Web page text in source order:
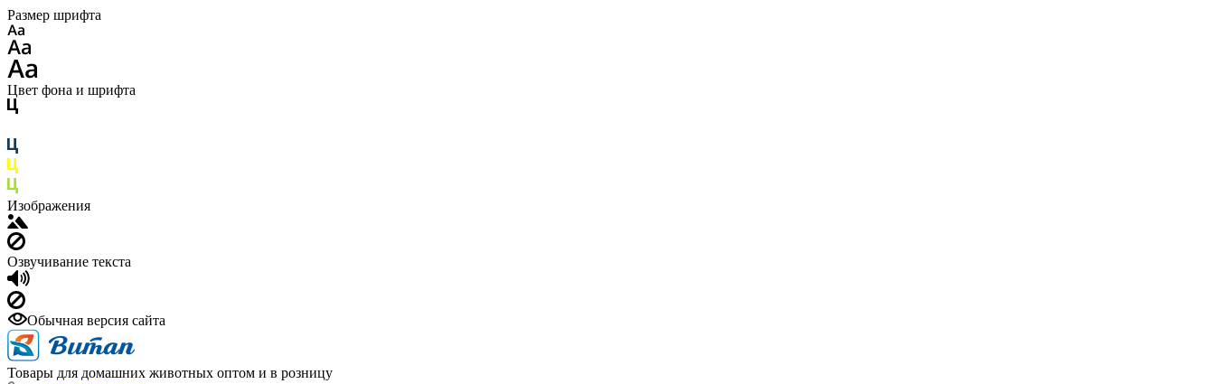
Размер шрифта
Цвет фона и шрифта
Изображения
Озвучивание текста
Обычная версия сайта
Товары для домашних животных оптом и в розницу